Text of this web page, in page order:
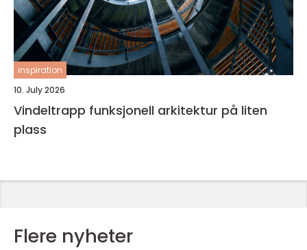
inspiration
10. July 2026
Vindeltrapp funksjonell arkitektur på liten
plass
Flere nyheter